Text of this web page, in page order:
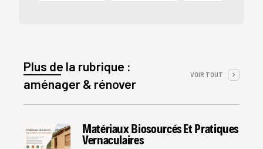
Plus de la rubrique :
aménager & rénover
VOIR TOUT
Matériaux Biosourcés Et Pratiques
Vernaculaires